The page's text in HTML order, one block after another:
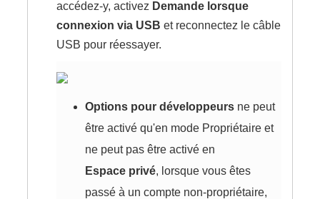
accédez-y, activez Demande lorsque
connexion via USB et reconnectez le câble
USB pour réessayer.
Options pour développeurs ne peut
être activé qu'en mode Propriétaire et
ne peut pas être activé en
Espace privé, lorsque vous êtes
passé à un compte non-propriétaire,